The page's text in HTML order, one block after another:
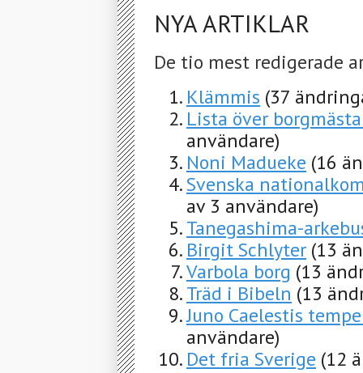
NYA ARTIKLAR
De tio mest redigerade
Klämmis (37
Lista över
användare)
Noni Madueke (16
Svenska
av 3 användare)
Tanegashima-
Birgit Schlyter (13
Varbola borg (13
Träd i Bibeln (13
Juno Caelestis
användare)
Det fria Sverige (12